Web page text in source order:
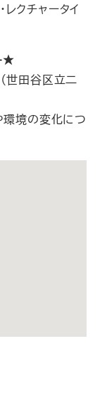
クチャータイ
★
田谷区立二
境の変化につ